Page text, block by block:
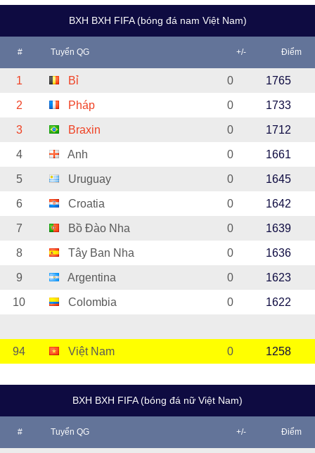
BXH BXH FIFA (bóng đá nam Việt Nam)
# Tuyển QG +/- Điểm
1 Bỉ 0 1765
2 Pháp 0 1733
3 Braxin 0 1712
4 Anh 0 1661
5 Uruguay 0 1645
6 Croatia 0 1642
7 Bồ Đào Nha 0 1639
8 Tây Ban Nha 0 1636
9 Argentina 0 1623
10 Colombia 0 1622
94 Việt Nam 0 1258
BXH BXH FIFA (bóng đá nữ Việt Nam)
# Tuyển QG +/- Điểm